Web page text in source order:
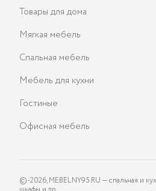
Товары для дома
Мягкая мебель
Спальная мебель
Мебель для кухни
Гостиные
Офисная мебель
©-2026, MEBELNY95.RU — спальная и